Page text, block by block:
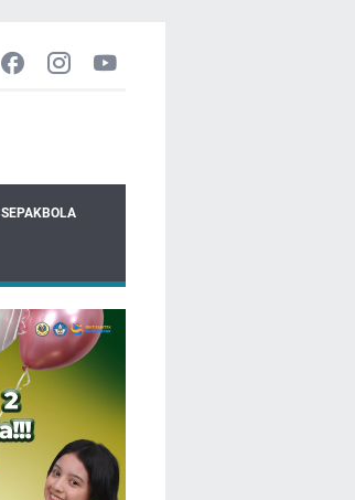
SEPAKBOLA